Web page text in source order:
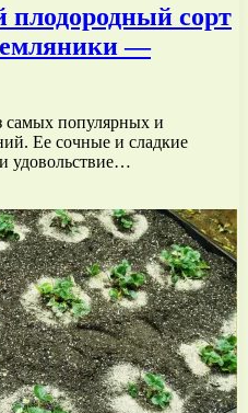
сорт
—
самых популярных и
Ее сочные и сладкие
удовольствие…